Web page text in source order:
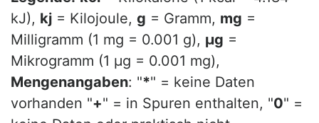
kJ), kj = Kilojoule, g = Gramm, mg =
Milligramm (1 mg = 0.001 g), µg =
Mikrogramm (1 µg = 0.001 mg),
Mengenangaben: "*" = keine Daten
vorhanden "+" = in Spuren enthalten, "0" =